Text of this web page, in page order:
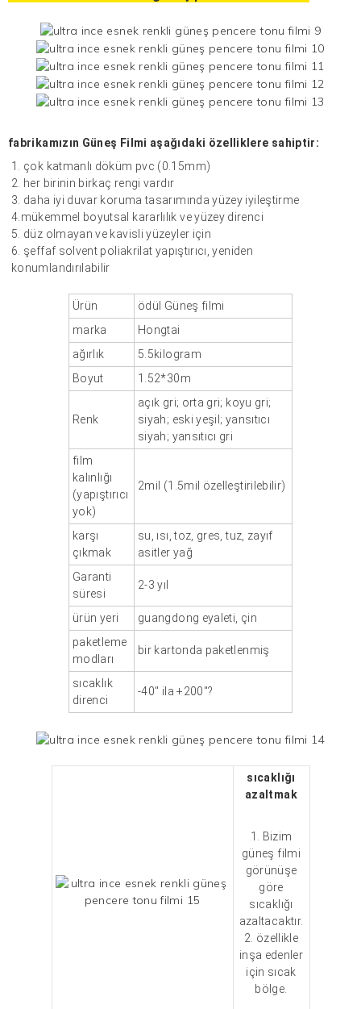
fabrikamızın Güneş Filmi aşağıdaki özelliklere sahiptir:
1. çok katmanlı döküm pvc (0.15mm)
2. her birinin birkaç rengi vardır
3. daha iyi duvar koruma tasarımında yüzey iyileştirme
4.mükemmel boyutsal kararlılık ve yüzey direnci
5. düz olmayan ve kavisli yüzeyler için
6. şeffaf solvent poliakrilat yapıştırıcı, yeniden
konumlandırılabilir
Ürün ödül Güneş filmi
marka
Hongtai
ağırlık
5.5kilogram
Boyut
1.52*30m
Renk
açık gri; orta gri; koyu gri;
siyah; eski yeşil; yansıtıcı
siyah; yansıtıcı gri
film
kalınlığı
(yapıştırıcı
yok)
2mil (1.5mil özelleştirilebilir)
karşı
çıkmak
su, ısı, toz, gres, tuz, zayıf
asitler yağ
Garanti
süresi
2-3 yıl
ürün yeri
guangdong eyaleti, çin
paketleme
modları
bir kartonda paketlenmiş
sıcaklık
direnci
-40" ila +200"?
sıcaklığı
azaltmak
1. Bizim
güneş filmi
görünüşe
göre
sıcaklığı
azaltacaktır.
2. özellikle
inşa edenler
için sıcak
bölge.